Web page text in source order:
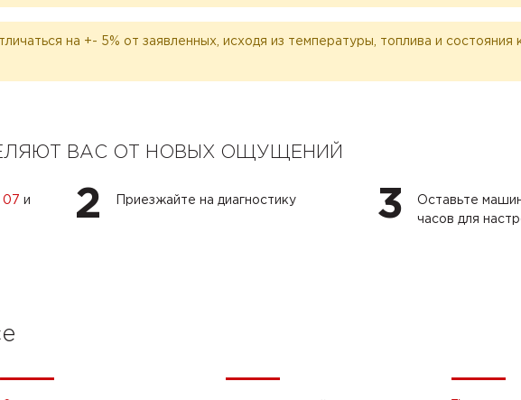
на +- 5% от заявленных, исходя из температуры, топлива и состояния
ВАС ОТ НОВЫХ ОЩУЩЕНИЙ
07
и
2 Приезжайте на диагностику 3
Оставьте
часов для